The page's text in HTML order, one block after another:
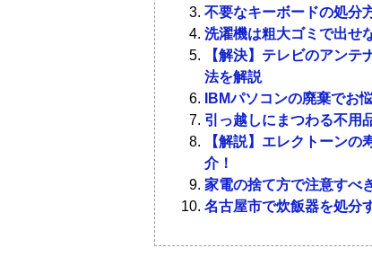
北茨城市のゴミは、5つに分別さ
害ゴミ・粗大ゴミです。埋め立
刃物や割れ物などを含みます。
1-2． 粗大ゴミとは？
北茨城市で定める粗大ゴミは、2
さの合計で計算し、3メートルよ
サイズのものは、椅子・一般家
ます。大きいサイズは、ソファ
です。
栃木県が所在地の業者で、北茨
リフォームも手がけています。
住所：栃木県宇都宮市市川田町
3-2． 茨城を走る☆お助
運営会社は大阪府ですが、茨城
収を依頼できます。
住所：大阪府西区新町1-33-15 マ
不要なキーボードの処分
洗濯機は粗大ゴミで出せ
【解決】テレビのアン
法を解説
IBMパソコンの廃棄でお
引っ越しにまつわる不用
【解説】エレクトーン
介！
家電の捨て方で注意すべ
名古屋市で炊飯器を処分